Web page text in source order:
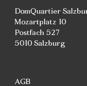
DomQuartier
Mozartplatz 10
Postfach 527
5010 Salzburg
AGB